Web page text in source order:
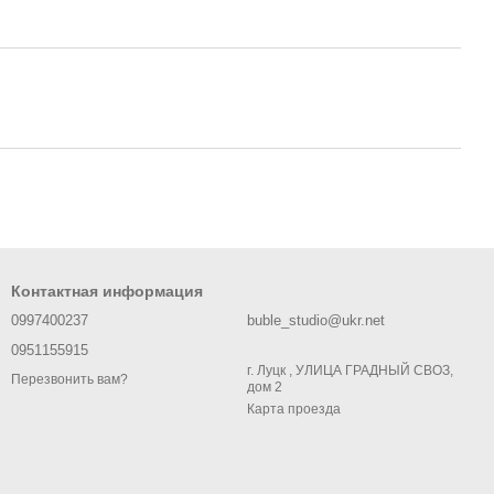
Контактная информация
0997400237
0951155915
Перезвонить вам?
buble_studio@ukr.net
г. Луцк , УЛИЦА ГРАДНЫЙ СВОЗ,
дом 2
Карта проезда